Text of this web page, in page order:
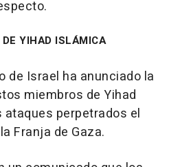
YIHAD ISLÁMICA
de Israel ha anunciado la
miembros de Yihad
perpetrados el
Franja de Gaza.